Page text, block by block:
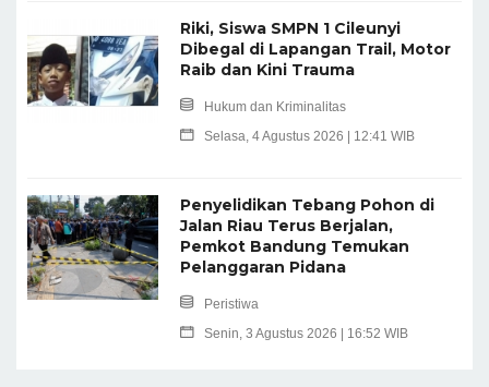
Riki, Siswa SMPN 1 Cileunyi
Dibegal di Lapangan Trail, Motor
Raib dan Kini Trauma
Hukum dan Kriminalitas
Selasa, 4 Agustus 2026 | 12:41 WIB
Penyelidikan Tebang Pohon di
Jalan Riau Terus Berjalan,
Pemkot Bandung Temukan
Pelanggaran Pidana
Peristiwa
Senin, 3 Agustus 2026 | 16:52 WIB